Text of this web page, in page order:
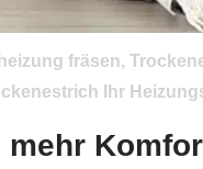
fräsen,
Ihr
mehr